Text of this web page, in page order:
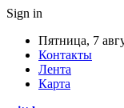
Sign in
Пятница, 7
Контакты
Лента
Карта